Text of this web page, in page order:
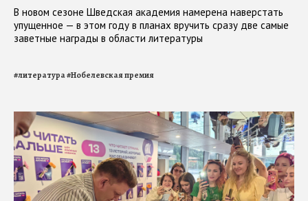
В новом сезоне Шведская академия намерена наверстать
упущенное — в этом году в планах вручить сразу две самые
заветные награды в области литературы
#литература#Нобелевская премия